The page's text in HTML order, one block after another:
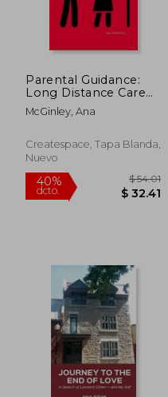
40%
dcto.
Parental Guidance:
Long Distance Care
for Aging Parents (en
Inglés)
McGinley, Ana
Createspace, Tapa Blanda,
Nuevo